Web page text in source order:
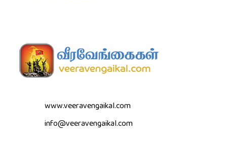
www.veeravengaikal.com
info@veeravengaikal.com